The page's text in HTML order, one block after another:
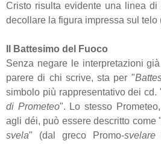
Cristo risulta evidente una linea di
decollare la figura impressa sul telo
Il Battesimo del Fuoco
Senza negare le interpretazioni
parere di chi scrive, sta per "
simbolo più rappresentativo dei cd.
di Prometeo". Lo stesso
agli déi, può essere descritto come "
svela" (dal greco Promo-svelare